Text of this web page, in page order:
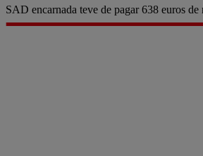
SAD encarnada teve de pagar 638 euros de